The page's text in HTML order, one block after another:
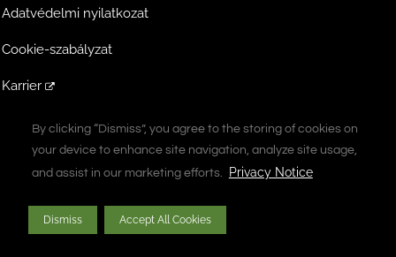
By clicking “Dismiss”, you agree to the storing of cookies on
your device to enhance site navigation, analyze site usage,
and assist in our marketing efforts.
Privacy Notice
Dismiss Accept All Cookies
By clicking “Dismiss”, you agree to the storing of cookies on
your device to enhance site navigation, analyze site usage,
and assist in our marketing efforts.
Privacy Notice
Dismiss Accept All Cookies
Adatvédelmi nyilatkozat
Cookie-szabályzat
Karrier
Extranet
A Vontier Company
Copyright © 2026 Gilbarco Inc. Minden jog fenntartva. Az engedély nélküli
másolás tilos.